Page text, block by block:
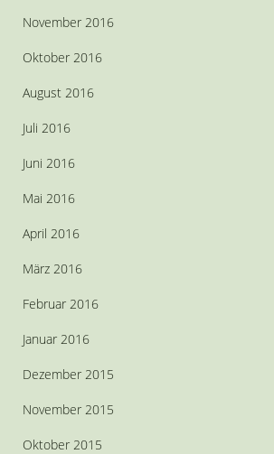
November 2016
Oktober 2016
August 2016
Juli 2016
Juni 2016
Mai 2016
April 2016
März 2016
Februar 2016
Januar 2016
Dezember 2015
November 2015
Oktober 2015